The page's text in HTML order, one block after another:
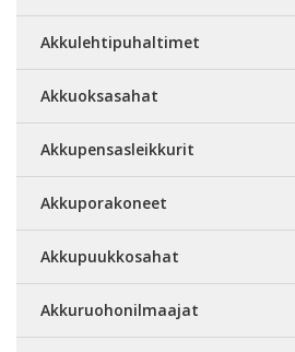
Akkulehtipuhaltimet
Akkuoksasahat
Akkupensasleikkurit
Akkuporakoneet
Akkupuukkosahat
Akkuruohonilmaajat